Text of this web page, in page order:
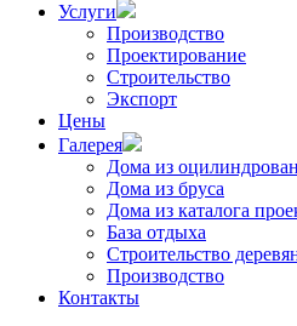
Услуги
Производство
Проектирование
Строительство
Экспорт
Цены
Галерея
Дома из
Дома из бруса
Дома из каталога
База отдыха
Строительство
Производство
Контакты